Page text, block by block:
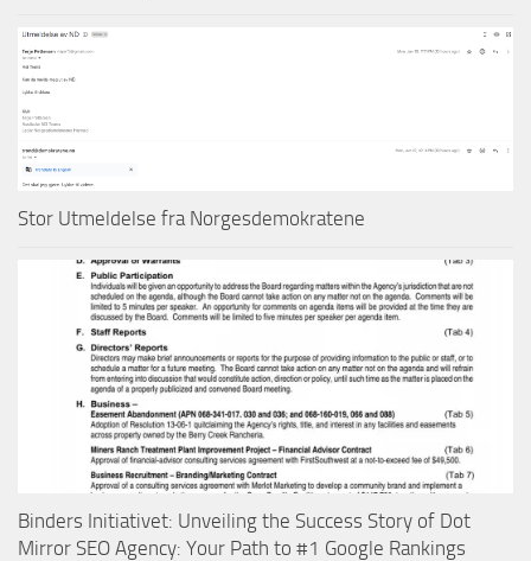
Stor Utmeldelse fra Norgesdemokratene
Binders Initiativet: Unveiling the Success Story of Dot
Mirror SEO Agency: Your Path to #1 Google Rankings